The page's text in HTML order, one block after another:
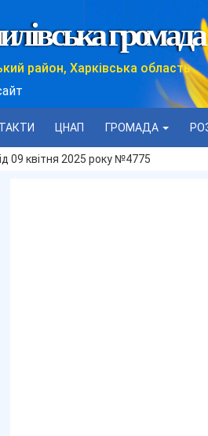
громада
район, Харківська область
ЦНАП ГРОМАДА
09 квітня 2025 року №4775